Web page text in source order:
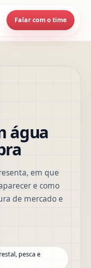
Falar com o time
água
em que
e como
de mercado e
pesca e